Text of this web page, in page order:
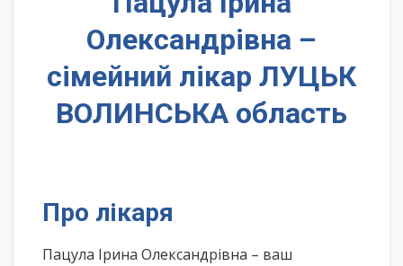
Олександрівна –
сімейний лікар ЛУЦЬК
ВОЛИНСЬКА область
Про лікаря
Пацула Ірина Олександрівна – ваш